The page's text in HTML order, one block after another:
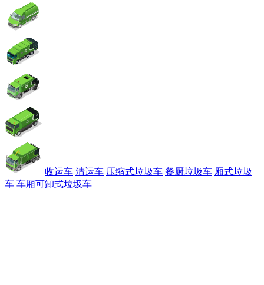
收运车 清运车 压缩式垃圾车 餐厨垃圾车 厢式垃圾
车 车厢可卸式垃圾车